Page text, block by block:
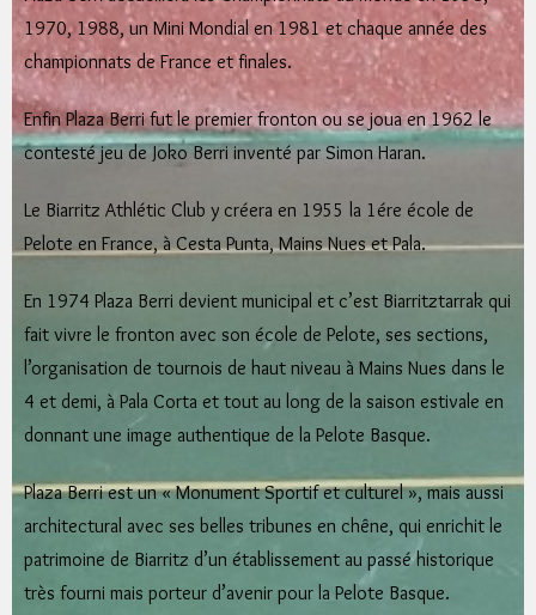
1970, 1988, un Mini Mondial en 1981 et chaque année des
championnats de France et finales.
Enfin Plaza Berri fut le premier fronton ou se joua en 1962 le
contesté jeu de Joko Berri inventé par Simon Haran.
Le Biarritz Athlétic Club y créera en 1955 la 1ére école de
Pelote en France, à Cesta Punta, Mains Nues et Pala.
En 1974 Plaza Berri devient municipal et c’est Biarritztarrak qui
fait vivre le fronton avec son école de Pelote, ses sections,
l’organisation de tournois de haut niveau à Mains Nues dans le
4 et demi, à Pala Corta et tout au long de la saison estivale en
donnant une image authentique de la Pelote Basque.
Plaza Berri est un « Monument Sportif et culturel », mais aussi
architectural avec ses belles tribunes en chêne, qui enrichit le
patrimoine de Biarritz d’un établissement au passé historique
très fourni mais porteur d’avenir pour la Pelote Basque.